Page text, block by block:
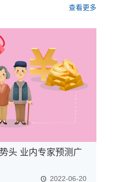
查看更多
头 业内专家预测广
2022-06-20